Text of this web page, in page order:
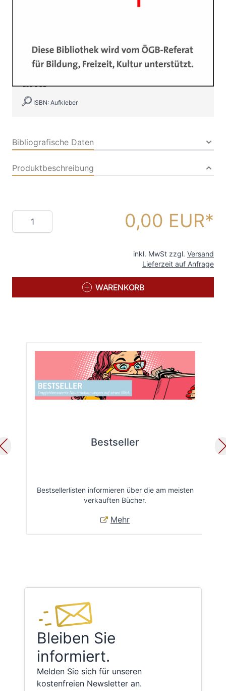
Bogen Format A4 (4 Stück pro Bogen)
des ÖGB
ISBN: Aufkleber
Bibliografische Daten
Produktbeschreibung
Menge 0,00 EUR
inkl. MwSt zzgl. Versand
Lieferzeit auf Anfrage
WARENKORB
Bestseller
Bestsellerlisten informieren über die am meisten
verkauften Bücher.
Mehr
Bleiben Sie
informiert.
Melden Sie sich für unseren
kostenfreien Newsletter an.